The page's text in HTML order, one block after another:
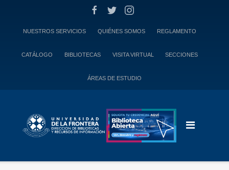
NUESTROS SERVICIOS QUIÉNES SOMOS REGLAMENTO
CATÁLOGO BIBLIOTECAS VISITA VIRTUAL SECCIONES
ÁREAS DE ESTUDIO